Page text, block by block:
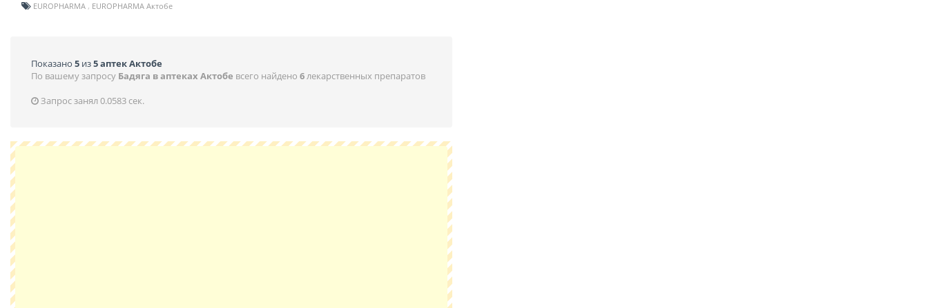
EUROPHARMA EUROPHARMA Актобе
Показано 5 из5 аптек Актобе
По вашему запросу Бадяга в аптеках Актобе всего найдено 6лекарственных препаратов
Запрос занял 0.0583 сек.